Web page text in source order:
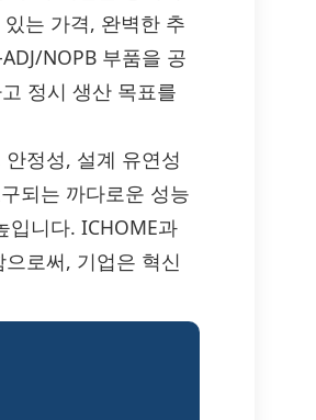
는 가격, 완벽한 추
NOPB 부품을 공
정시 생산 목표를
정성, 설계 유연성
되는 까다로운 성능
입니다. ICHOME과
로써, 기업은 혁신